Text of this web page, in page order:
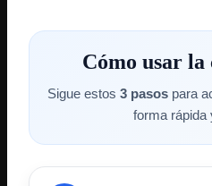
Cómo usar
Sigue estos 3 pasos para
forma rápida